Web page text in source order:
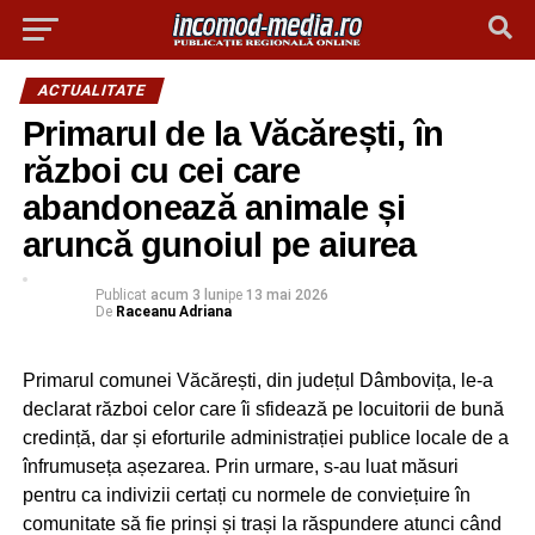
ACTUALITATE
Primarul de la Văcărești, în
război cu cei care
abandonează animale și
aruncă gunoiul pe aiurea
Publicat acum 3 lunipe 13 mai 2026
De Raceanu Adriana
Primarul comunei Văcărești, din județul Dâmbovița, le-a
declarat război celor care îi sfidează pe locuitorii de bună
credință, dar și eforturile administrației publice locale de a
înfrumuseța așezarea. Prin urmare, s-au luat măsuri
pentru ca indivizii certați cu normele de conviețuire în
comunitate să fie prinși și trași la răspundere atunci când